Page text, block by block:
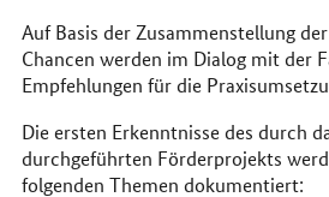
Auf Basis der Zusammenstellung
Chancen werden im Dialog mit der
Empfehlungen für die
Die ersten Erkenntnisse des durch
durchgeführten Förderprojekts
folgenden Themen dokumentiert: